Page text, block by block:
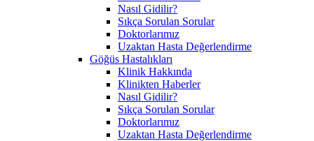
Nasıl Gidilir?
Sıkça Sorulan Sorular
Doktorlarımız
Uzaktan Hasta Değerlendirme
Göğüs Hastalıkları
Klinik Hakkında
Klinikten Haberler
Nasıl Gidilir?
Sıkça Sorulan Sorular
Doktorlarımız
Uzaktan Hasta Değerlendirme